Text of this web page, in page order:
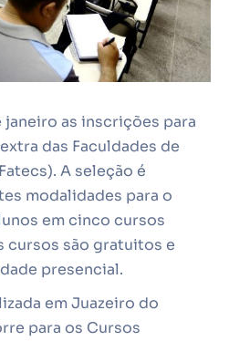
janeiro as inscrições para
das Faculdades de
A seleção é
modalidades para o
em cinco cursos
cursos são gratuitos e
presencial.
em Juazeiro do
para os Cursos